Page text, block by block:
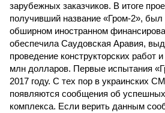
зарубежных заказчиков. В итоге
получивший название «Гром-2»,
обширном иностранном
обеспечила Саудовская Аравия,
проведение конструкторских работ
млн долларов. Первые испытания
2017 году. С тех пор в украинских
появляются сообщения об
комплекса. Если верить данным